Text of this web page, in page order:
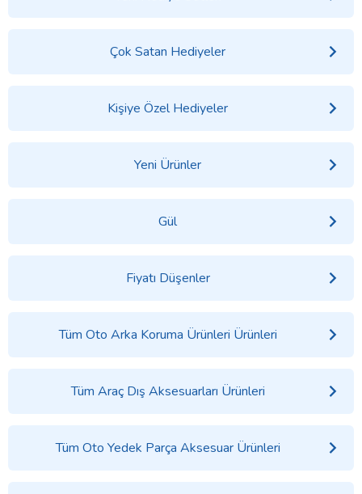
Çok Satan Hediyeler
Kişiye Özel Hediyeler
Yeni Ürünler
Gül
Fiyatı Düşenler
Tüm Oto Arka Koruma Ürünleri Ürünleri
Tüm Araç Dış Aksesuarları Ürünleri
Tüm Oto Yedek Parça Aksesuar Ürünleri